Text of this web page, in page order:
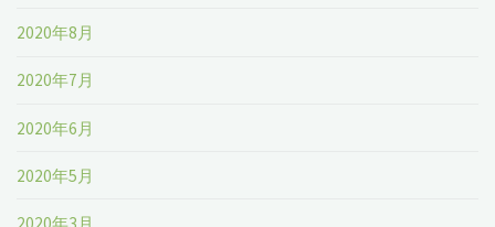
2020年8月
2020年7月
2020年6月
2020年5月